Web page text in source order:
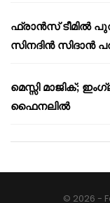
ഫ്രാൻസ് ടീമിൽ
സിനദിൻ സിദാൻ
മെസ്സി മാജിക്;
ഫൈനലിൽ
© 2026 -